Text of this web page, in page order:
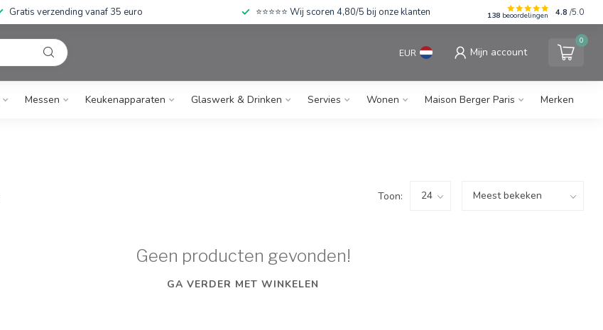
Gratis verzending vanaf 35 euro ⭐⭐⭐⭐⭐ Wij scoren 4,80/5 bij onze klanten 138 beoordelingen 4.8 /5.0
EUR Mijn account
0
Messen Keukenapparaten Glaswerk & Drinken Servies Wonen Maison Berger Paris Merken
Toon:
Geen producten gevonden!
GA VERDER MET WINKELEN